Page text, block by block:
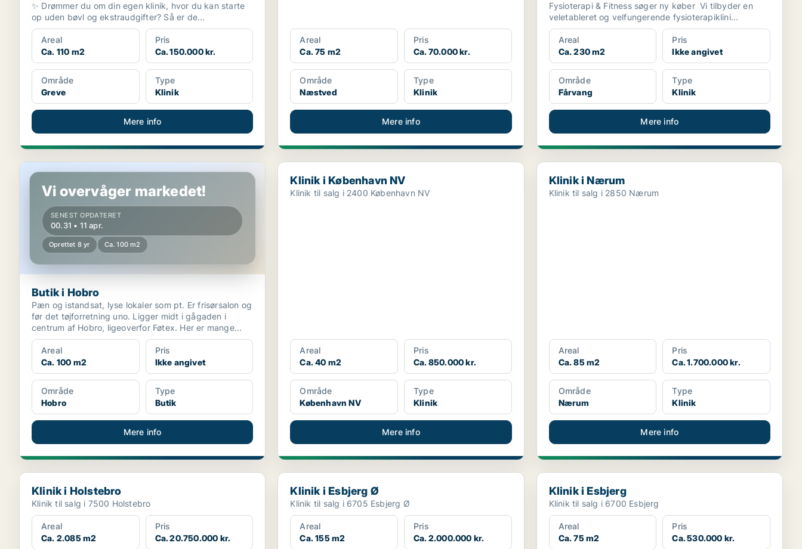
✨ Drømmer du om din egen klinik, hvor du kan starte
op uden bøvl og ekstraudgifter? Så er de...
Areal
Ca. 110 m2
Pris
Ca. 150.000 kr.
Område
Greve
Type
Klinik
Mere info
Areal
Ca. 75 m2
Pris
Ca. 70.000 kr.
Område
Næstved
Type
Klinik
Mere info
Fysioterapi & Fitness søger ny køber Vi tilbyder en
veletableret og velfungerende fysioterapiklini...
Areal
Ca. 230 m2
Pris
Ikke angivet
Område
Fårvang
Type
Klinik
Mere info
Butik i Hobro
Vi overvåger markedet!
SENEST OPDATERET
00.31 • 11 apr.
Oprettet 8 yr Ca. 100 m2
Butik i Hobro
Pæn og istandsat, lyse lokaler som pt. Er frisørsalon og
før det tøjforretning uno. Ligger midt i gågaden i
centrum af Hobro, ligeoverfor Føtex. Her er mange...
Areal
Ca. 100 m2
Pris
Ikke angivet
Område
Hobro
Type
Butik
Mere info
Klinik i København NV
Klinik i København NV
Klinik til salg i 2400 København NV
Areal
Ca. 40 m2
Pris
Ca. 850.000 kr.
Område
København NV
Type
Klinik
Mere info
Klinik i Nærum
Klinik i Nærum
Klinik til salg i 2850 Nærum
Areal
Ca. 85 m2
Pris
Ca. 1.700.000 kr.
Område
Nærum
Type
Klinik
Mere info
Klinik i Holstebro
Klinik i Holstebro
Klinik til salg i 7500 Holstebro
Areal
Ca. 2.085 m2
Pris
Ca. 20.750.000 kr.
Klinik i Esbjerg Ø
Klinik i Esbjerg Ø
Klinik til salg i 6705 Esbjerg Ø
Areal
Ca. 155 m2
Pris
Ca. 2.000.000 kr.
Klinik i Esbjerg
Klinik i Esbjerg
Klinik til salg i 6700 Esbjerg
Areal
Ca. 75 m2
Pris
Ca. 530.000 kr.